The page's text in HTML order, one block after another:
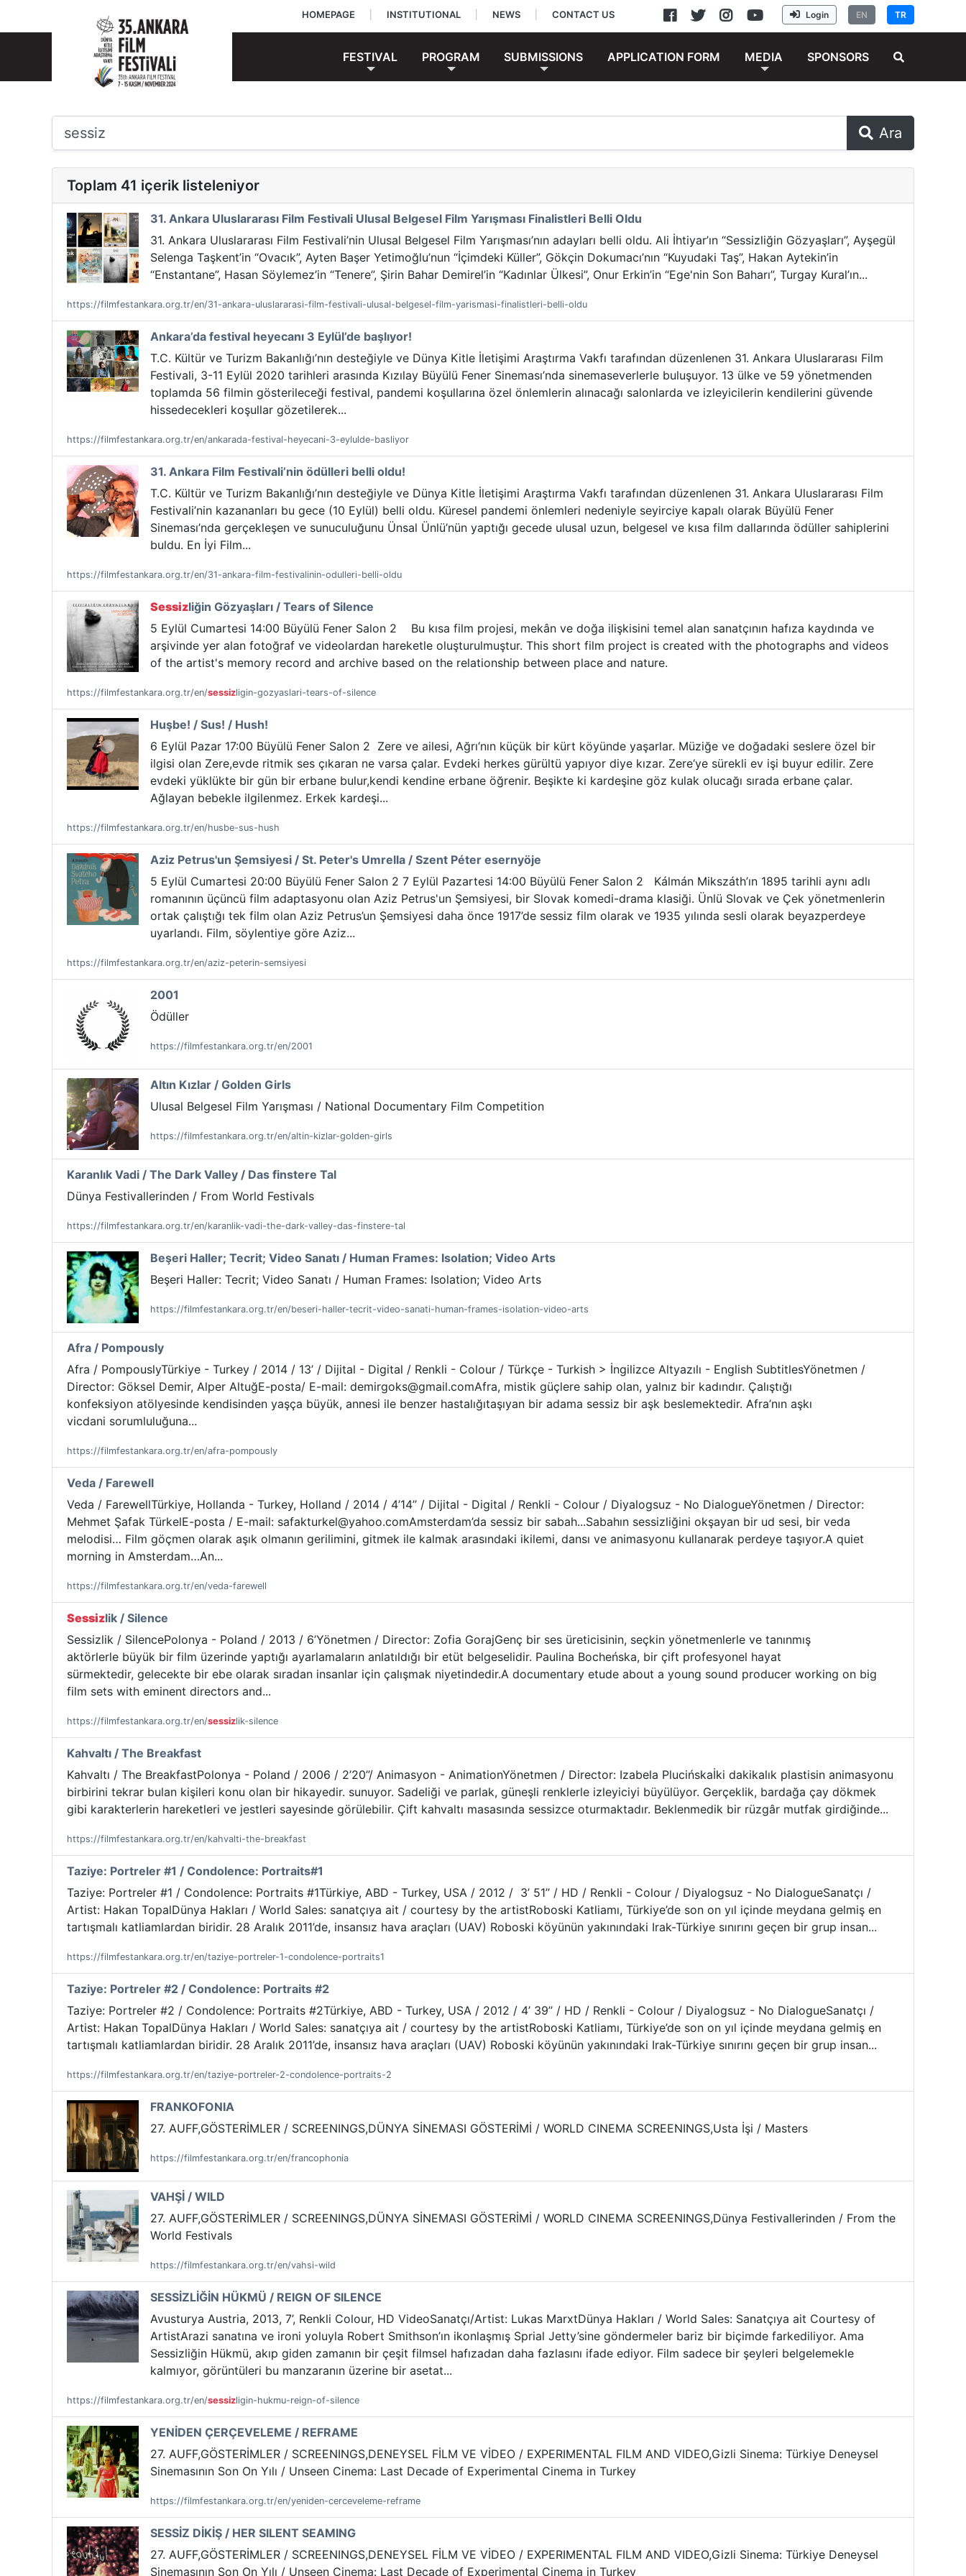
TR
EN
Login
HOMEPAGE INSTITUTIONAL NEWS CONTACT US
FESTIVAL PROGRAM SUBMISSIONS APPLICATION FORM MEDIA SPONSORS
Ara
Toplam 41 içerik listeleniyor
31. Ankara Uluslararası Film Festivali Ulusal Belgesel Film Yarışması Finalistleri Belli Oldu
31. Ankara Uluslararası Film Festivali’nin Ulusal Belgesel Film Yarışması’nın adayları belli oldu. Ali İhtiyar’ın “Sessizliğin Gözyaşları”, Ayşegül
Selenga Taşkent’in “Ovacık”, Ayten Başer Yetimoğlu’nun “İçimdeki Küller”, Gökçin Dokumacı’nın “Kuyudaki Taş”, Hakan Aytekin’in
“Enstantane”, Hasan Söylemez’in “Tenere”, Şirin Bahar Demirel’in “Kadınlar Ülkesi”, Onur Erkin’in “Ege'nin Son Baharı”, Turgay Kural’ın...
https://filmfestankara.org.tr/en/31-ankara-uluslararasi-film-festivali-ulusal-belgesel-film-yarismasi-finalistleri-belli-oldu
Ankara’da festival heyecanı 3 Eylül’de başlıyor!
T.C. Kültür ve Turizm Bakanlığı’nın desteğiyle ve Dünya Kitle İletişimi Araştırma Vakfı tarafından düzenlenen 31. Ankara Uluslararası Film
Festivali, 3-11 Eylül 2020 tarihleri arasında Kızılay Büyülü Fener Sineması’nda sinemaseverlerle buluşuyor. 13 ülke ve 59 yönetmenden
toplamda 56 filmin gösterileceği festival, pandemi koşullarına özel önlemlerin alınacağı salonlarda ve izleyicilerin kendilerini güvende
hissedecekleri koşullar gözetilerek...
https://filmfestankara.org.tr/en/ankarada-festival-heyecani-3-eylulde-basliyor
31. Ankara Film Festivali’nin ödülleri belli oldu!
T.C. Kültür ve Turizm Bakanlığı’nın desteğiyle ve Dünya Kitle İletişimi Araştırma Vakfı tarafından düzenlenen 31. Ankara Uluslararası Film
Festivali’nin kazananları bu gece (10 Eylül) belli oldu. Küresel pandemi önlemleri nedeniyle seyirciye kapalı olarak Büyülü Fener
Sineması’nda gerçekleşen ve sunuculuğunu Ünsal Ünlü’nün yaptığı gecede ulusal uzun, belgesel ve kısa film dallarında ödüller sahiplerini
buldu. En İyi Film...
https://filmfestankara.org.tr/en/31-ankara-film-festivalinin-odulleri-belli-oldu
Sessizliğin Gözyaşları / Tears of Silence
5 Eylül Cumartesi 14:00 Büyülü Fener Salon 2 Bu kısa film projesi, mekân ve doğa ilişkisini temel alan sanatçının hafıza kaydında ve
arşivinde yer alan fotoğraf ve videolardan hareketle oluşturulmuştur. This short film project is created with the photographs and videos
of the artist's memory record and archive based on the relationship between place and nature.
https://filmfestankara.org.tr/en/sessizligin-gozyaslari-tears-of-silence
Huşbe! / Sus! / Hush!
6 Eylül Pazar 17:00 Büyülü Fener Salon 2 Zere ve ailesi, Ağrı‘nın küçük bir kürt köyünde yaşarlar. Müziğe ve doğadaki seslere özel bir
ilgisi olan Zere,evde ritmik ses çıkaran ne varsa çalar. Evdeki herkes gürültü yapıyor diye kızar. Zere‘ye sürekli ev işi buyur edilir. Zere
evdeki yüklükte bir gün bir erbane bulur,kendi kendine erbane öğrenir. Beşikte ki kardeşine göz kulak olucağı sırada erbane çalar.
Ağlayan bebekle ilgilenmez. Erkek kardeşi...
https://filmfestankara.org.tr/en/husbe-sus-hush
Aziz Petrus'un Şemsiyesi / St. Peter's Umrella / Szent Péter esernyöje
5 Eylül Cumartesi 20:00 Büyülü Fener Salon 2 7 Eylül Pazartesi 14:00 Büyülü Fener Salon 2 Kálmán Mikszáth’ın 1895 tarihli aynı adlı
romanının üçüncü film adaptasyonu olan Aziz Petrus'un Şemsiyesi, bir Slovak komedi-drama klasiği. Ünlü Slovak ve Çek yönetmenlerin
ortak çalıştığı tek film olan Aziz Petrus’un Şemsiyesi daha önce 1917’de sessiz film olarak ve 1935 yılında sesli olarak beyazperdeye
uyarlandı. Film, söylentiye göre Aziz...
https://filmfestankara.org.tr/en/aziz-peterin-semsiyesi
2001
Ödüller
https://filmfestankara.org.tr/en/2001
Altın Kızlar / Golden Girls
Ulusal Belgesel Film Yarışması / National Documentary Film Competition
https://filmfestankara.org.tr/en/altin-kizlar-golden-girls
Karanlık Vadi / The Dark Valley / Das finstere Tal
Dünya Festivallerinden / From World Festivals
https://filmfestankara.org.tr/en/karanlik-vadi-the-dark-valley-das-finstere-tal
Beşeri Haller; Tecrit; Video Sanatı / Human Frames: Isolation; Video Arts
Beşeri Haller: Tecrit; Video Sanatı / Human Frames: Isolation; Video Arts
https://filmfestankara.org.tr/en/beseri-haller-tecrit-video-sanati-human-frames-isolation-video-arts
Afra / Pompously
Afra / PompouslyTürkiye - Turkey / 2014 / 13’ / Dijital - Digital / Renkli - Colour / Türkçe - Turkish > İngilizce Altyazılı - English SubtitlesYönetmen /
Director: Göksel Demir, Alper AltuğE-posta/ E-mail: demirgoks@gmail.comAfra, mistik güçlere sahip olan, yalnız bir kadındır. Çalıştığı
konfeksiyon atölyesinde kendisinden yaşça büyük, annesi ile benzer hastalığıtaşıyan bir adama sessiz bir aşk beslemektedir. Afra’nın aşkı
vicdani sorumluluğuna...
https://filmfestankara.org.tr/en/afra-pompously
Veda / Farewell
Veda / FarewellTürkiye, Hollanda - Turkey, Holland / 2014 / 4’14’’ / Dijital - Digital / Renkli - Colour / Diyalogsuz - No DialogueYönetmen / Director:
Mehmet Şafak TürkelE-posta / E-mail: safakturkel@yahoo.comAmsterdam’da sessiz bir sabah...Sabahın sessizliğini okşayan bir ud sesi, bir veda
melodisi… Film göçmen olarak aşık olmanın gerilimini, gitmek ile kalmak arasındaki ikilemi, dansı ve animasyonu kullanarak perdeye taşıyor.A quiet
morning in Amsterdam…An...
https://filmfestankara.org.tr/en/veda-farewell
Sessizlik / Silence
Sessizlik / SilencePolonya - Poland / 2013 / 6’Yönetmen / Director: Zofia GorajGenç bir ses üreticisinin, seçkin yönetmenlerle ve tanınmış
aktörlerle büyük bir film üzerinde yaptığı ayarlamaların anlatıldığı bir etüt belgeselidir. Paulina Bocheńska, bir çift profesyonel hayat
sürmektedir, gelecekte bir ebe olarak sıradan insanlar için çalışmak niyetindedir.A documentary etude about a young sound producer working on big
film sets with eminent directors and...
https://filmfestankara.org.tr/en/sessizlik-silence
Kahvaltı / The Breakfast
Kahvaltı / The BreakfastPolonya - Poland / 2006 / 2’20’’/ Animasyon - AnimationYönetmen / Director: Izabela Plucińskaİki dakikalık plastisin animasyonu
birbirini tekrar bulan kişileri konu olan bir hikayedir. sunuyor. Sadeliği ve parlak, güneşli renklerle izleyiciyi büyülüyor. Gerçeklik, bardağa çay dökmek
gibi karakterlerin hareketleri ve jestleri sayesinde görülebilir. Çift kahvaltı masasında sessizce oturmaktadır. Beklenmedik bir rüzgâr mutfak girdiğinde...
https://filmfestankara.org.tr/en/kahvalti-the-breakfast
Taziye: Portreler #1 / Condolence: Portraits#1
Taziye: Portreler #1 / Condolence: Portraits #1Türkiye, ABD - Turkey, USA / 2012 / 3’ 51’’ / HD / Renkli - Colour / Diyalogsuz - No DialogueSanatçı /
Artist: Hakan TopalDünya Hakları / World Sales: sanatçıya ait / courtesy by the artistRoboski Katliamı, Türkiye’de son on yıl içinde meydana gelmiş en
tartışmalı katliamlardan biridir. 28 Aralık 2011’de, insansız hava araçları (UAV) Roboski köyünün yakınındaki Irak-Türkiye sınırını geçen bir grup insan...
https://filmfestankara.org.tr/en/taziye-portreler-1-condolence-portraits1
Taziye: Portreler #2 / Condolence: Portraits #2
Taziye: Portreler #2 / Condolence: Portraits #2Türkiye, ABD - Turkey, USA / 2012 / 4’ 39’’ / HD / Renkli - Colour / Diyalogsuz - No DialogueSanatçı /
Artist: Hakan TopalDünya Hakları / World Sales: sanatçıya ait / courtesy by the artistRoboski Katliamı, Türkiye’de son on yıl içinde meydana gelmiş en
tartışmalı katliamlardan biridir. 28 Aralık 2011’de, insansız hava araçları (UAV) Roboski köyünün yakınındaki Irak-Türkiye sınırını geçen bir grup insan...
https://filmfestankara.org.tr/en/taziye-portreler-2-condolence-portraits-2
FRANKOFONIA
27. AUFF,GÖSTERİMLER / SCREENINGS,DÜNYA SİNEMASI GÖSTERİMİ / WORLD CINEMA SCREENINGS,Usta İşi / Masters
https://filmfestankara.org.tr/en/francophonia
VAHŞİ / WILD
27. AUFF,GÖSTERİMLER / SCREENINGS,DÜNYA SİNEMASI GÖSTERİMİ / WORLD CINEMA SCREENINGS,Dünya Festivallerinden / From the
World Festivals
https://filmfestankara.org.tr/en/vahsi-wild
SESSİZLİĞİN HÜKMÜ / REIGN OF SILENCE
Avusturya Austria, 2013, 7’, Renkli Colour, HD VideoSanatçı/Artist: Lukas MarxtDünya Hakları / World Sales: Sanatçıya ait Courtesy of
ArtistArazi sanatına ve ironi yoluyla Robert Smithson’ın ikonlaşmış Sprial Jetty’sine göndermeler bariz bir biçimde farkediliyor. Ama
Sessizliğin Hükmü, akıp giden zamanın bir çeşit filmsel hafızadan daha fazlasını ifade ediyor. Film sadece bir şeyleri belgelemekle
kalmıyor, görüntüleri bu manzaranın üzerine bir asetat...
https://filmfestankara.org.tr/en/sessizligin-hukmu-reign-of-silence
YENİDEN ÇERÇEVELEME / REFRAME
27. AUFF,GÖSTERİMLER / SCREENINGS,DENEYSEL FİLM VE VİDEO / EXPERIMENTAL FILM AND VIDEO,Gizli Sinema: Türkiye Deneysel
Sinemasının Son On Yılı / Unseen Cinema: Last Decade of Experimental Cinema in Turkey
https://filmfestankara.org.tr/en/yeniden-cerceveleme-reframe
SESSİZ DİKİŞ / HER SILENT SEAMING
27. AUFF,GÖSTERİMLER / SCREENINGS,DENEYSEL FİLM VE VİDEO / EXPERIMENTAL FILM AND VIDEO,Gizli Sinema: Türkiye Deneysel
Sinemasının Son On Yılı / Unseen Cinema: Last Decade of Experimental Cinema in Turkey